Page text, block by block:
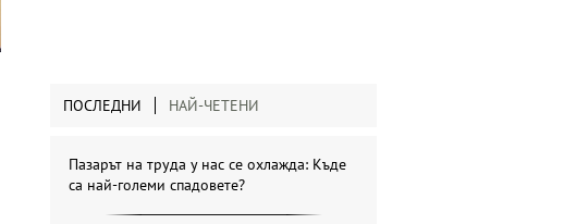
ПОСЛЕДНИ НАЙ-ЧЕТЕНИ
Пазарът на труда у нас се охлажда: Къде
са най-големи спадовете?